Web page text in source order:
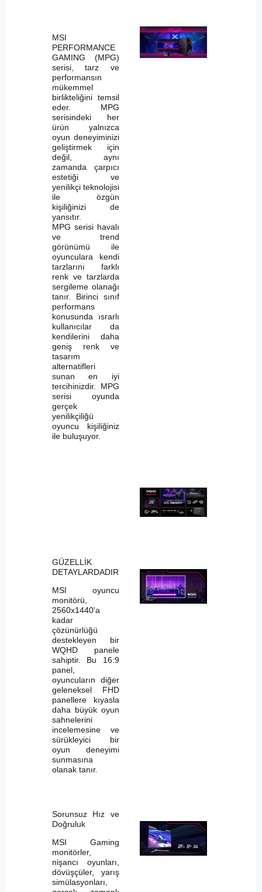
MSI
PERFORMANCE
GAMING (MPG)
serisi, tarz ve
performansın
mükemmel
birlikteliğini temsil
eder. MPG
serisindeki her
ürün yalnızca
oyun deneyiminizi
geliştirmek için
değil, aynı
zamanda çarpıcı
estetiği ve
yenilikçi teknolojisi
ile özgün
kişiliğinizi de
yansıtır.
MPG serisi havalı
ve trend
görünümü ile
oyunculara kendi
tarzlarını farklı
renk ve tarzlarda
sergileme olanağı
tanır. Birinci sınıf
performans
konusunda ısrarlı
kullanıcılar da
kendilerini daha
geniş renk ve
tasarım
alternatifleri
sunan en iyi
tercihinizdir. MPG
serisi oyunda
gerçek
yenilikçiliğü
oyuncu kişiliğiniz
ile buluşuyor.
GÜZELLİK
DETAYLARDADIR
MSI oyuncu
monitörü,
2560x1440'a
kadar
çözünürlüğü
destekleyen bir
WQHD panele
sahiptir. Bu 16:9
panel,
oyuncuların diğer
geleneksel FHD
panellere kıyasla
daha büyük oyun
sahnelerini
incelemesine ve
sürükleyici bir
oyun deneyimi
sunmasına
olanak tanır.
Sorunsuz Hız ve
Doğruluk
MSI Gaming
monitörler,
nişancı oyunları,
dövüşçüler, yarış
simülasyonları,